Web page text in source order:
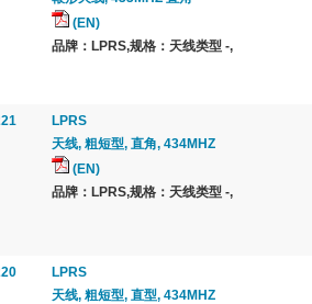
(EN)
品牌：LPRS,规格：天线类型 -,
LPRS
天线, 粗短型, 直角, 434MHZ
(EN)
品牌：LPRS,规格：天线类型 -,
LPRS
天线, 粗短型, 直型, 434MHZ